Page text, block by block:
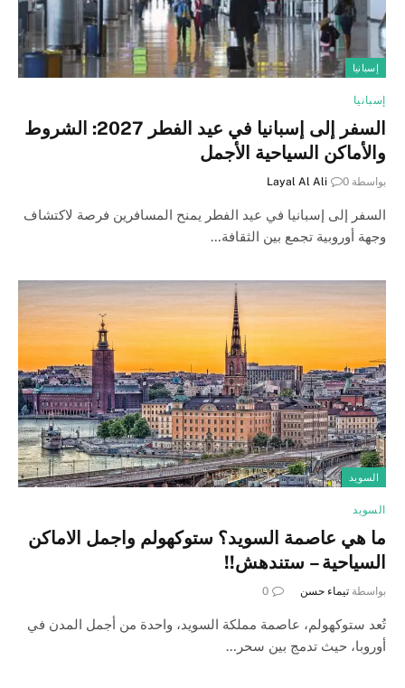
إسبانيا
إسبانيا
السفر إلى إسبانيا في عيد الفطر 2027: الشروط
والأماكن السياحية الأجمل
بواسطة Layal Al Ali 0
السفر إلى إسبانيا في عيد الفطر يمنح المسافرين فرصة لاكتشاف
وجهة أوروبية تجمع بين الثقافة…
السويد
السويد
ما هي عاصمة السويد؟ ستوكهولم واجمل الاماكن
السياحية – ستندهش!!
بواسطة تيماء حسن 0
تُعد ستوكهولم، عاصمة مملكة السويد، واحدة من أجمل المدن في
أوروبا، حيث تدمج بين سحر…